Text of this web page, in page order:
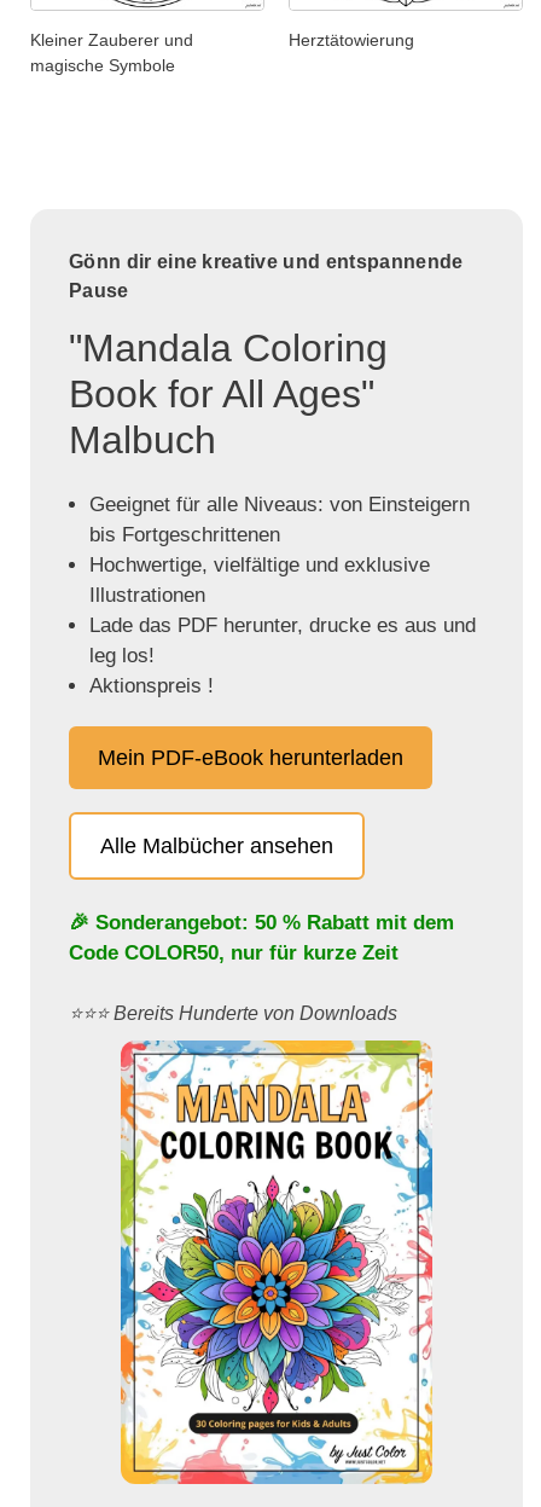
Kleiner Zauberer und
magische Symbole
Herztätowierung
Gönn dir eine kreative und entspannende
Pause
"Mandala Coloring
Book for All Ages"
Malbuch
Geeignet für alle Niveaus: von Einsteigern
bis Fortgeschrittenen
Hochwertige, vielfältige und exklusive
Illustrationen
Lade das PDF herunter, drucke es aus und
leg los!
Aktionspreis !
Mein PDF-eBook herunterladen
Alle Malbücher ansehen
🎉 Sonderangebot: 50 % Rabatt mit dem
Code COLOR50, nur für kurze Zeit
⭐️⭐️⭐️ Bereits Hunderte von Downloads